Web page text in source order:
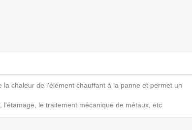
chaleur de l'élément chauffant à la panne et permet un
le traitement mécanique de métaux, etc